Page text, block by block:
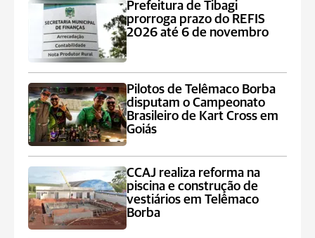
Prefeitura de Tibagi
prorroga prazo do REFIS
2026 até 6 de novembro
Pilotos de Telêmaco Borba
disputam o Campeonato
Brasileiro de Kart Cross em
Goiás
CCAJ realiza reforma na
piscina e construção de
vestiários em Telêmaco
Borba